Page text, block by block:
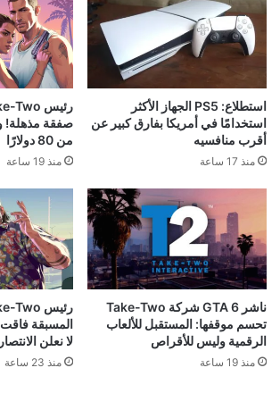
استطلاع: PS5 الجهاز الأكثر
استخدامًا في أمريكا بفارق كبير عن
أقرب منافسيه
منذ 17 ساعة
صفقة مذهلة!
من 80 دولارًا
منذ 19 ساعة
ناشر GTA 6 شركة Take-Two
تحسم موقفها: المستقبل للألعاب
الرقمية وليس للأقراص
منذ 19 ساعة
المسبقة فاقت
لا نعلن
منذ 23 ساعة